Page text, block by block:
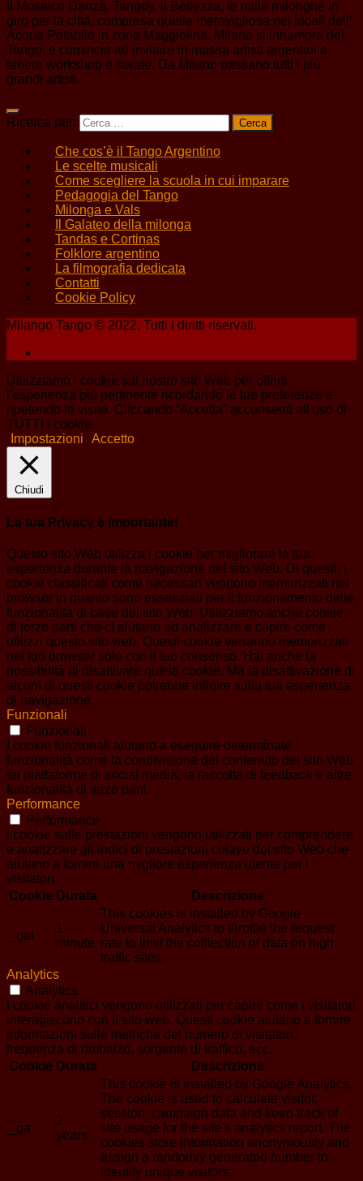
Il Mosaico Danza, Tangoy, il Bellezza, le mille milonghe in
giro per la città, compresa quella meravigliosa nei locali dell’
Acqua Potabile in zona Maggiolina. Milano si innamora del
Tango, e comincia ad invitare in massa artisti argentini a
tenere workshop e serate. Da Milano passano tutti i più
grandi artisti.
Ricerca per:
Che cos’è il Tango Argentino
Le scelte musicali
Come scegliere la scuola in cui imparare
Pedagogia del Tango
Milonga e Vals
Il Galateo della milonga
Tandas e Cortinas
Folklore argentino
La filmografia dedicata
Contatti
Cookie Policy
Milango Tango © 2022. Tutti i diritti riservati.
Utilizziamo i cookie sul nostro sito Web per offrirti
l'esperienza più pertinente ricordando le tue preferenze e
ripetendo le visite. Cliccando “Accetta” acconsenti all'uso di
TUTTI i cookie.
Impostazioni
Accetto
Chiudi
La tua Privacy è importante!
Questo sito Web utilizza i cookie per migliorare la tua
esperienza durante la navigazione nel sito Web. Di questi, i
cookie classificati come necessari vengono memorizzati nel
browser in quanto sono essenziali per il funzionamento delle
funzionalità di base del sito Web. Utilizziamo anche cookie
di terze parti che ci aiutano ad analizzare e capire come
utilizzi questo sito web. Questi cookie verranno memorizzati
nel tuo browser solo con il tuo consenso. Hai anche la
possibilità di disattivare questi cookie. Ma la disattivazione di
alcuni di questi cookie potrebbe influire sulla tua esperienza
di navigazione.
Funzionali
Funzionali
I cookie funzionali aiutano a eseguire determinate
funzionalità come la condivisione del contenuto del sito Web
su piattaforme di social media, la raccolta di feedback e altre
funzionalità di terze parti.
Performance
Performance
I cookie sulle prestazioni vengono utilizzati per comprendere
e analizzare gli indici di prestazioni chiave del sito Web che
aiutano a fornire una migliore esperienza utente per i
visitatori.
Cookie Durata Descrizione
_gat
1
minute
This cookies is installed by Google
Universal Analytics to throttle the request
rate to limit the colllection of data on high
traffic sites.
Analytics
Analytics
I cookie analitici vengono utilizzati per capire come i visitatori
interagiscono con il sito web. Questi cookie aiutano a fornire
informazioni sulle metriche del numero di visitatori,
frequenza di rimbalzo, sorgente di traffico, ecc.
Cookie Durata Descrizione
_ga
2
years
This cookie is installed by Google Analytics.
The cookie is used to calculate visitor,
session, campaign data and keep track of
site usage for the site's analytics report. The
cookies store information anonymously and
assign a randomly generated number to
identify unique visitors.